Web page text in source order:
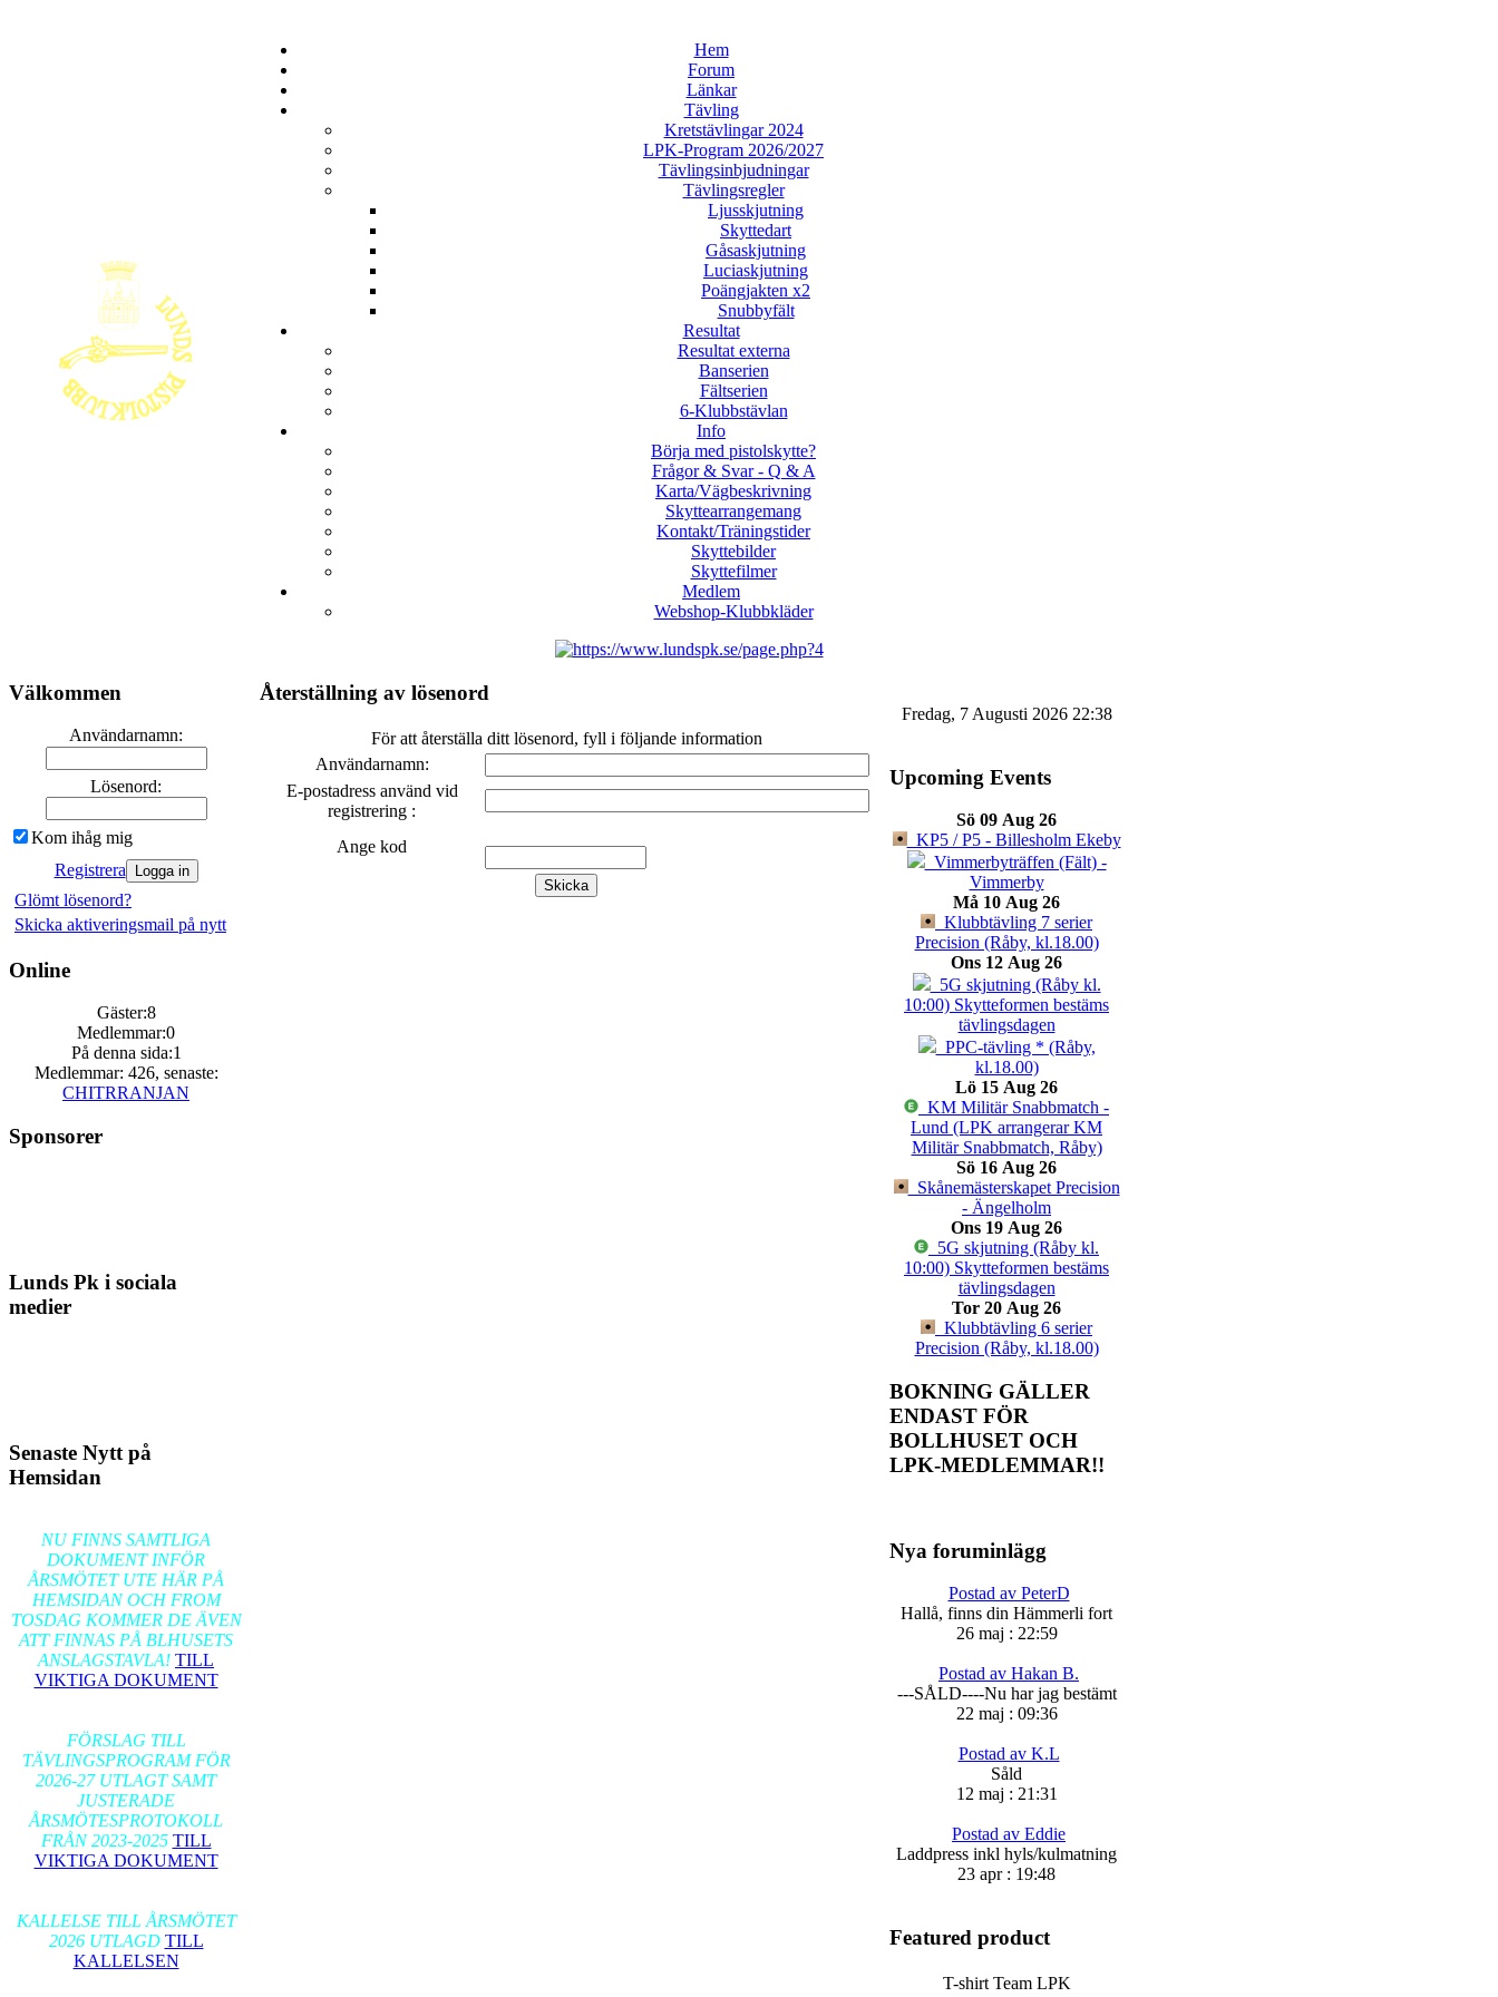
Hem
Forum
Länkar
Tävling
Kretstävlingar 2024
LPK-Program 2026/2027
Tävlingsinbjudningar
Tävlingsregler
Ljusskjutning
Skyttedart
Gåsaskjutning
Luciaskjutning
Poängjakten x2
Snubbyfält
Resultat
Resultat externa
Banserien
Fältserien
6-Klubbstävlan
Info
Börja med pistolskytte?
Frågor & Svar - Q & A
Karta/Vägbeskrivning
Skyttearrangemang
Kontakt/Träningstider
Skyttebilder
Skyttefilmer
Medlem
Webshop-Klubbkläder
Välkommen
Användarnamn:
Lösenord:
Kom ihåg mig
Registrera
Glömt lösenord?
Skicka aktiveringsmail på nytt
Online
Gäster:8
Medlemmar:0
På denna sida:1
Medlemmar: 426, senaste:
CHITRRANJAN
Sponsorer
Lunds Pk i sociala
medier
Senaste Nytt på
Hemsidan
NU FINNS SAMTLIGA
DOKUMENT INFÖR
ÅRSMÖTET UTE HÄR PÅ
HEMSIDAN OCH FROM
TOSDAG KOMMER DE ÄVEN
ATT FINNAS PÅ BLHUSETS
ANSLAGSTAVLA! TILL
VIKTIGA DOKUMENT
FÖRSLAG TILL
TÄVLINGSPROGRAM FÖR
2026-27 UTLAGT SAMT
JUSTERADE
ÅRSMÖTESPROTOKOLL
FRÅN 2023-2025 TILL
VIKTIGA DOKUMENT
KALLELSE TILL ÅRSMÖTET
2026 UTLAGD TILL
KALLELSEN
Återställning av lösenord
För att återställa ditt lösenord, fyll i följande information
Användarnamn:
E-postadress använd vid
registrering :
Ange kod
Fredag, 7 Augusti 2026 22:38
Upcoming Events
Sö 09 Aug 26
KP5 / P5 - Billesholm Ekeby
Vimmerbyträffen (Fält) -
Vimmerby
Må 10 Aug 26
Klubbtävling 7 serier
Precision (Råby, kl.18.00)
Ons 12 Aug 26
5G skjutning (Råby kl.
10:00) Skytteformen bestäms
tävlingsdagen
PPC-tävling * (Råby,
kl.18.00)
Lö 15 Aug 26
KM Militär Snabbmatch -
Lund (LPK arrangerar KM
Militär Snabbmatch, Råby)
Sö 16 Aug 26
Skånemästerskapet Precision
- Ängelholm
Ons 19 Aug 26
5G skjutning (Råby kl.
10:00) Skytteformen bestäms
tävlingsdagen
Tor 20 Aug 26
Klubbtävling 6 serier
Precision (Råby, kl.18.00)
BOKNING GÄLLER
ENDAST FÖR
BOLLHUSET OCH
LPK-MEDLEMMAR!!
Nya foruminlägg
Postad av PeterD
Hallå, finns din Hämmerli fort
26 maj : 22:59
Postad av Hakan B.
---SÅLD----Nu har jag bestämt
22 maj : 09:36
Postad av K.L
Såld
12 maj : 21:31
Postad av Eddie
Laddpress inkl hyls/kulmatning
23 apr : 19:48
Featured product
T-shirt Team LPK